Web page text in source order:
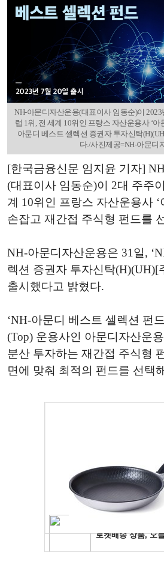
NH-아문디자산운용(대표이사 임동순)이 2023
럽 1위, 전 세계 10위인 프랑스 자산운용사 ‘아
아문디 베스트 셀렉션 증권자 투자신탁
다./사진제공=NH-아문디
[한국금융신문 임지윤 기자]
(대표이사 임동순)이 2대 주주
계 10위인 프랑스 자산운용사 ‘
손잡고 재간접 주식형 펀드를
NH-아문디자산운용은 31일,
렉션 증권자 투자신탁(H)(UH)[
출시했다고 밝혔다.
‘NH-아문디 베스트 셀렉션 펀
(Top) 운용사인 아문디자산운
분산 투자하는 재간접 주식형
면에 맞춰 최적의 펀드를 선택